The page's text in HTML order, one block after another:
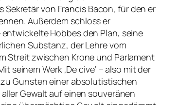
von Francis Bacon, für den er
Außerdem schloss er
Hobbes den Plan, seine
Substanz, der Lehre vom
Streit zwischen Krone und Parlament
seinem Werk ‚De cive‘ – also mit der
Gunsten einer absolutistischen
Gewalt auf einen souveränen